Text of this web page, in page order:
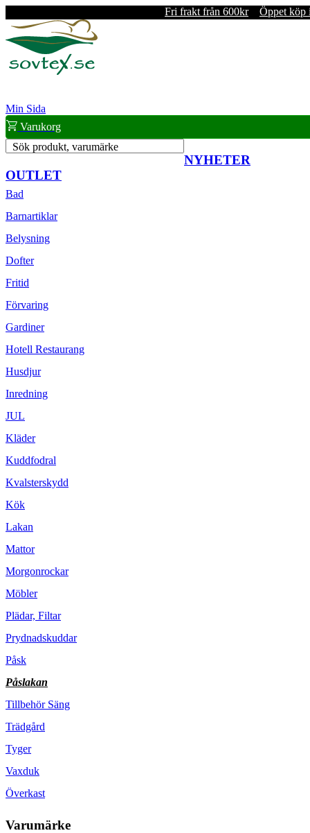
Fri frakt från 600kr Öppet köp
Min Sida
Varukorg
Sök produkt, varumärke
NYHETER
OUTLET
Bad
Barnartiklar
Belysning
Dofter
Fritid
Förvaring
Gardiner
Hotell Restaurang
Husdjur
Inredning
JUL
Kläder
Kuddfodral
Kvalsterskydd
Kök
Lakan
Mattor
Morgonrockar
Möbler
Plädar, Filtar
Prydnadskuddar
Påsk
Påslakan
Tillbehör Säng
Trädgård
Tyger
Vaxduk
Överkast
Varumärke